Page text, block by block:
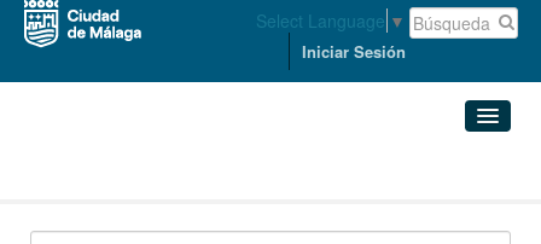
Select Language ▼
Iniciar Sesión